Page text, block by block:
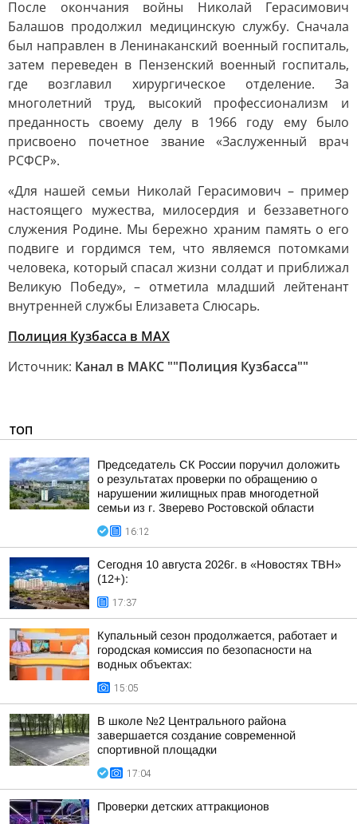
После окончания войны Николай Герасимович
Балашов продолжил медицинскую службу. Сначала
был направлен в Ленинаканский военный госпиталь,
затем переведен в Пензенский военный госпиталь,
где возглавил хирургическое отделение. За
многолетний труд, высокий профессионализм и
преданность своему делу в 1966 году ему было
присвоено почетное звание «Заслуженный врач
РСФСР».
«Для нашей семьи Николай Герасимович – пример
настоящего мужества, милосердия и беззаветного
служения Родине. Мы бережно храним память о его
подвиге и гордимся тем, что являемся потомками
человека, который спасал жизни солдат и приближал
Великую Победу», – отметила младший лейтенант
внутренней службы Елизавета Слюсарь.
Полиция Кузбасса в МАХ
Источник: Канал в МАКС ""Полиция Кузбасса""
ТОП
Председатель СК России поручил доложить
о результатах проверки по обращению о
нарушении жилищных прав многодетной
семьи из г. Зверево Ростовской области
16:12
Сегодня 10 августа 2026г. в «Новостях ТВН»
(12+):
17:37
Купальный сезон продолжается, работает и
городская комиссия по безопасности на
водных объектах:
15:05
В школе №2 Центрального района
завершается создание современной
спортивной площадки
17:04
Проверки детских аттракционов